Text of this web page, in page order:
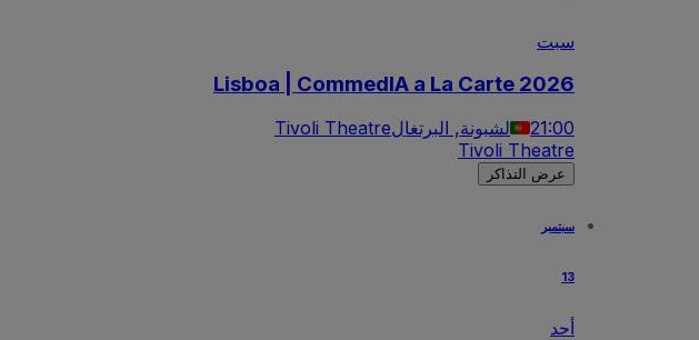
سبت
Lisboa | CommedIA a La Carte 2026
21:00 لشبونة, البرتغالTivoli Theatre
Tivoli Theatre
عرض التذاكر
سبتمبر
13
أحد